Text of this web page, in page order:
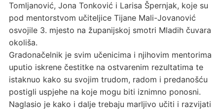
Tomljanović, Jona Tonković i Larisa Špernjak, koje su
pod mentorstvom učiteljice Tijane Mali-Jovanović
osvojile 3. mjesto na županijskoj smotri Mladih čuvara
okoliša.
Gradonačelnik je svim učenicima i njihovim mentorima
uputio iskrene čestitke na ostvarenim rezultatima te
istaknuo kako su svojim trudom, radom i predanošću
postigli uspjehe na koje mogu biti iznimno ponosni.
Naglasio je kako i dalje trebaju marljivo učiti i razvijati